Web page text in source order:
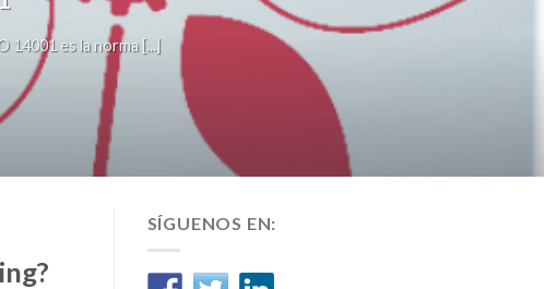
14001 es la norma [...]
SÍGUENOS EN: